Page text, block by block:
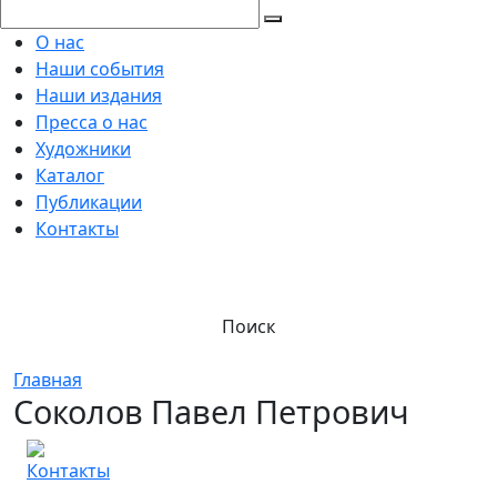
О нас
Наши события
Наши издания
Пресса о нас
Художники
Каталог
Публикации
Контакты
Поиск
Главная
Соколов Павел Петрович
Контакты